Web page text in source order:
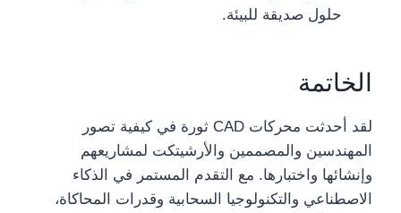
حلول صديقة للبيئة.
الخاتمة
لقد أحدثت محركات CAD ثورة في كيفية تصور
المهندسين والمصممين والأرشيتكت لمشاريعهم
وإنشائها واختبارها. مع التقدم المستمر في الذكاء
الاصطناعي والتكنولوجيا السحابية وقدرات المحاكاة،